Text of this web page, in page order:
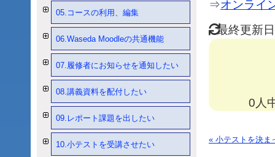
⇒オンライ
最終更新
0人
« 小テストを決ま
05.コースの利用、編集
06.Waseda Moodleの共通機能
07.履修者にお知らせを通知したい
08.講義資料を配付したい
09.レポート課題を出したい
10.小テストを受講させたい